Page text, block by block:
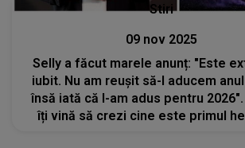
Stiri
09 nov 2025
Selly a făcut marele anunț: "Este
iubit. Nu am reușit să-l aducem
însă iată că l-am adus pentru 2026".
îți vină să crezi cine este primul